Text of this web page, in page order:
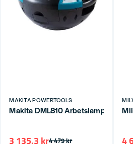
MAKITA POWERTOOLS
Makita DML810 Arbetslampa
4 479 kr
3 135,3 kr 4